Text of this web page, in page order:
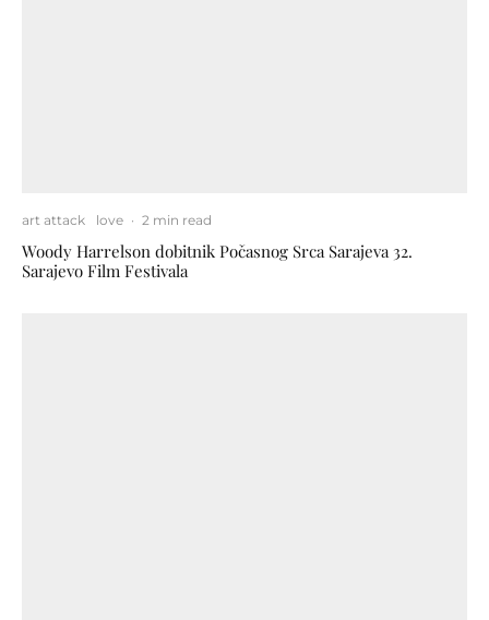
art attack love · 2 min read
Woody Harrelson dobitnik Počasnog Srca Sarajeva 32.
Sarajevo Film Festivala